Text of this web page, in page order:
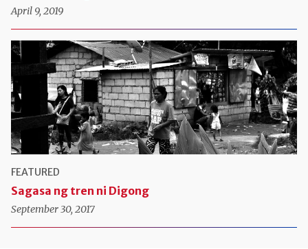
April 9, 2019
FEATURED
Sagasa ng tren ni Digong
September 30, 2017